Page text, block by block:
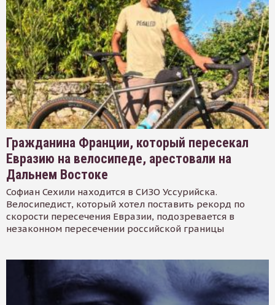
Гражданина Франции, который пересекал
Евразию на велосипеде, арестовали на
Дальнем Востоке
Софиан Сехили находится в СИЗО Уссурийска.
Велосипедист, который хотел поставить рекорд по
скорости пересечения Евразии, подозревается в
незаконном пересечении российской границы